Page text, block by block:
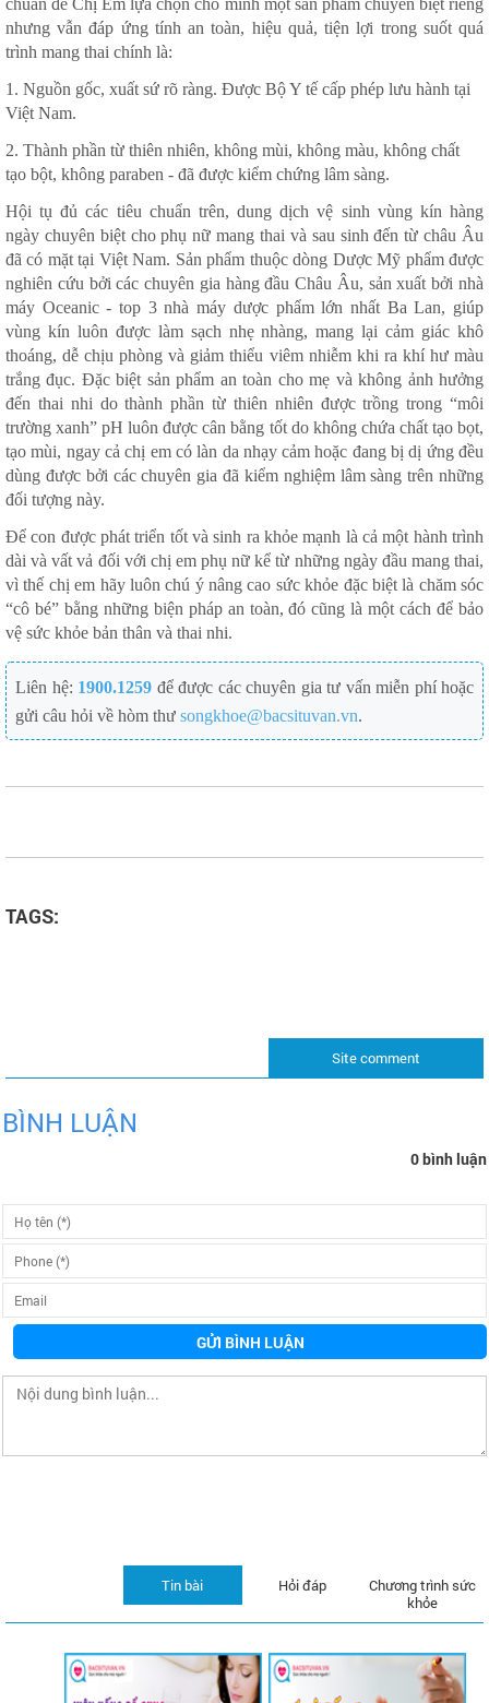
chuẩn để Chị Em lựa chọn cho mình một sản phẩm chuyên biệt riêng
nhưng vẫn đáp ứng tính an toàn, hiệu quả, tiện lợi trong suốt quá
trình mang thai chính là:
1. Nguồn gốc, xuất sứ rõ ràng. Được Bộ Y tế cấp phép lưu hành tại
Việt Nam.
2. Thành phần từ thiên nhiên, không mùi, không màu, không chất
tạo bột, không paraben - đã được kiểm chứng lâm sàng.
Hội tụ đủ các tiêu chuẩn trên, dung dịch vệ sinh vùng kín hàng
ngày chuyên biệt cho phụ nữ mang thai và sau sinh đến từ châu Âu
đã có mặt tại Việt Nam. Sản phẩm thuộc dòng Dược Mỹ phẩm được
nghiên cứu bởi các chuyên gia hàng đầu Châu Âu, sản xuất bởi nhà
máy Oceanic - top 3 nhà máy dược phẩm lớn nhất Ba Lan, giúp
vùng kín luôn được làm sạch nhẹ nhàng, mang lại cảm giác khô
thoáng, dễ chịu phòng và giảm thiểu viêm nhiễm khi ra khí hư màu
trắng đục. Đặc biệt sản phẩm an toàn cho mẹ và không ảnh hưởng
đến thai nhi do thành phần từ thiên nhiên được trồng trong “môi
trường xanh” pH luôn được cân bằng tốt do không chứa chất tạo bọt,
tạo mùi, ngay cả chị em có làn da nhạy cảm hoặc đang bị dị ứng đều
dùng được bởi các chuyên gia đã kiểm nghiệm lâm sàng trên những
đối tượng này.
Để con được phát triển tốt và sinh ra khỏe mạnh là cả một hành trình
dài và vất vả đối với chị em phụ nữ kể từ những ngày đầu mang thai,
vì thế chị em hãy luôn chú ý nâng cao sức khỏe đặc biệt là chăm sóc
“cô bé” bằng những biện pháp an toàn, đó cũng là một cách để bảo
vệ sức khỏe bản thân và thai nhi.
Liên hệ: 1900.1259 để được các chuyên gia tư vấn miễn phí hoặc
gửi câu hỏi về hòm thư songkhoe@bacsituvan.vn.
TAGS:
Site comment
BÌNH LUẬN
0 bình luận
GỬI BÌNH LUẬN
Chương trình sức
khỏe
Hỏi đáp
Tin bài